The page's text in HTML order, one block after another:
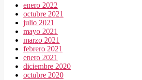
enero 2022
octubre 2021
julio 2021
mayo 2021
marzo 2021
febrero 2021
enero 2021
diciembre 2020
octubre 2020